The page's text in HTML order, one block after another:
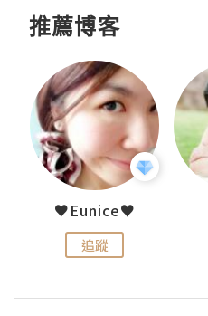
推薦博客
♥Eunice♥
追蹤